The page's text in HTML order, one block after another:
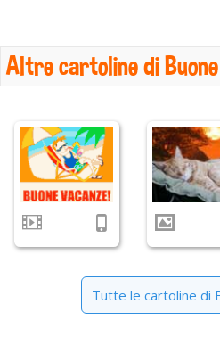
Altre cartoline di
Tutte le cartoline di